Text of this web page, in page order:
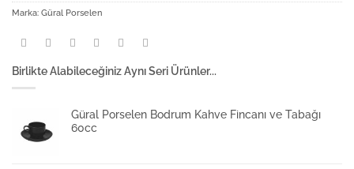
Marka: Güral Porselen
Birlikte Alabileceğiniz Aynı Seri Ürünler...
Güral Porselen Bodrum Kahve Fincanı ve Tabağı
60cc